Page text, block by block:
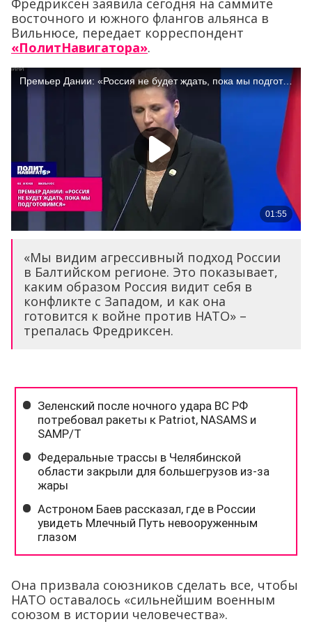
Фредриксен заявила сегодня на саммите
восточного и южного флангов альянса в
Вильнюсе, передает корреспондент
«ПолитНавигатора».
«Мы видим агрессивный подход России
в Балтийском регионе. Это показывает,
каким образом Россия видит себя в
конфликте с Западом, и как она
готовится к войне против НАТО» –
трепалась Фредриксен.
Она призвала союзников сделать все, чтобы
НАТО оставалось «сильнейшим военным
союзом в истории человечества».